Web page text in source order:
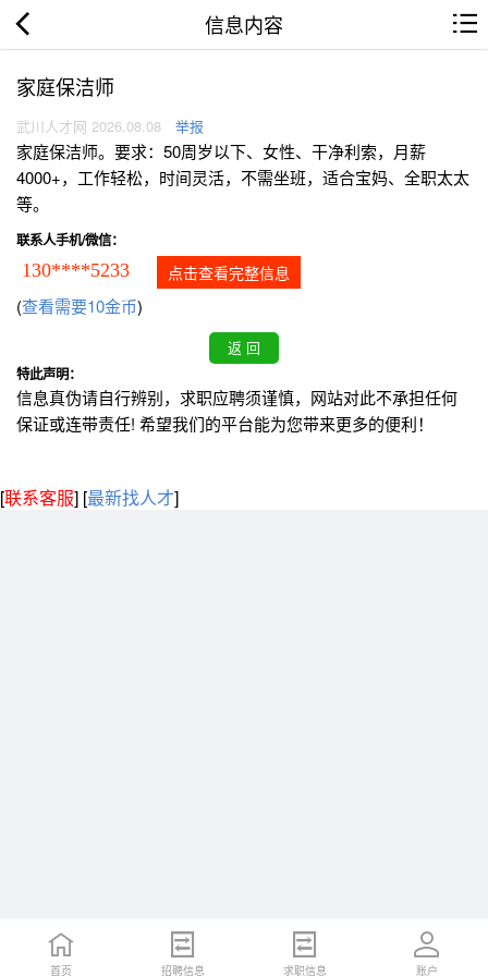
信息内容
家庭保洁师
武川人才网 2026.08.08 举报
家庭保洁师。要求：50周岁以下、女性、干净利索，月薪
4000+，工作轻松，时间灵活，不需坐班，适合宝妈、全职太太
等。
联系人手机/微信：
130****5233 点击查看完整信息
(查看需要10金币)
特此声明：
信息真伪请自行辨别，求职应聘须谨慎，网站对此不承担任何
保证或连带责任! 希望我们的平台能为您带来更多的便利！
[联系客服] [最新找人才]
首页 招聘信息 求职信息 账户